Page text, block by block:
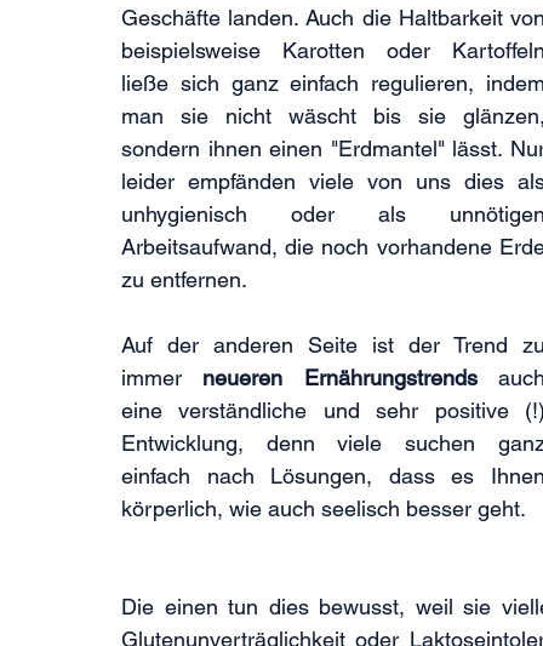
Geschäfte landen. Auch die Haltbarkeit
beispielsweise Karotten oder
ließe sich ganz einfach regulieren,
man sie nicht wäscht bis sie
sondern ihnen einen "Erdmantel" lässt.
leider empfänden viele von uns dies
unhygienisch oder als
Arbeitsaufwand, die noch vorhandene
zu entfernen.
Auf der anderen Seite ist der Trend
immer neueren Ernährungstrends
eine verständliche und sehr positive
Entwicklung, denn viele suchen
einfach nach Lösungen, dass es
körperlich, wie auch seelisch besser geht.
Die einen tun dies bewusst, weil sie
Glutenunverträglichkeit oder